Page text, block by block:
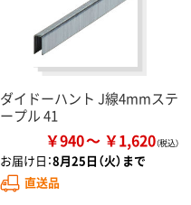
ダイドーハント J線4mmステ
ープル 41
￥940 ￥1,620
お届け日：8月25日（火）まで
直送品